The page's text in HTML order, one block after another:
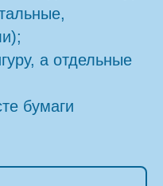
а отдельные
бумаги